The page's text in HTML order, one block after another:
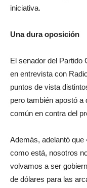
iniciativa.
Una dura oposición
El senador del Partido
en entrevista con
puntos de vista
pero también apostó a
común en contra del
Además, adelantó
como está, nosotros
volvamos a ser
de dólares para las